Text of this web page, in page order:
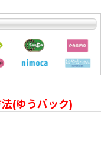
(ゆうパック)